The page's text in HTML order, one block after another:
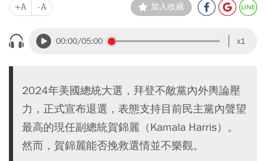
+A -A 加入收藏
00:00/05:00 x1
2024年美國總統大選，拜登不敵黨內外輿論壓
力，正式宣布退選，表態支持目前民主黨內聲望
最高的現任副總統賀錦麗（Kamala Harris）。
然而，賀錦麗能否挽救選情並不樂觀。